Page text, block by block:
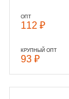
ОПТ
112 ₽
КРУПНЫЙ ОПТ
93 ₽